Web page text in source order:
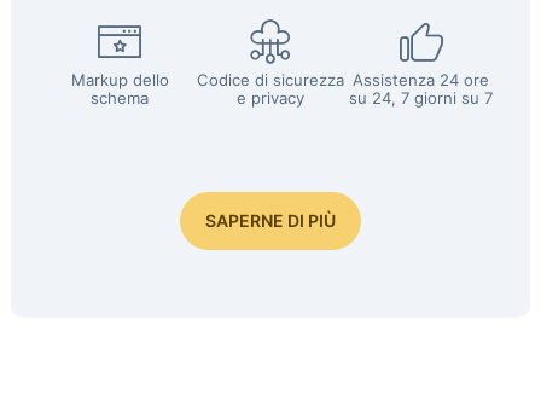
Markup dello
schema
Codice di sicurezza
e privacy
Assistenza 24 ore
su 24, 7 giorni su 7
SAPERNE DI PIÙ